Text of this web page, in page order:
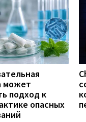
может
подход к
опасных